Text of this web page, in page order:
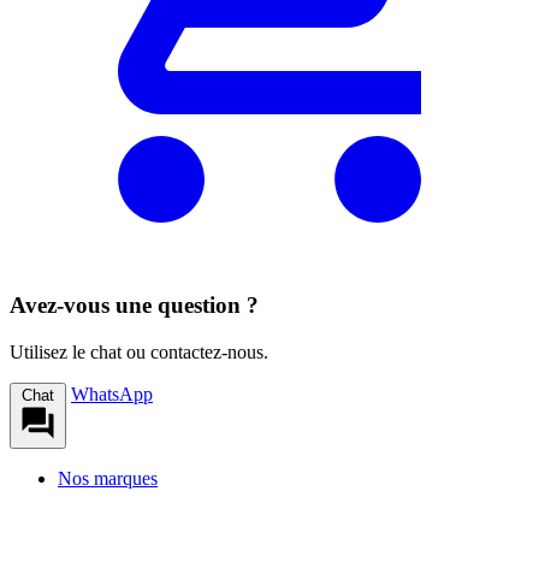
Avez-vous une question ?
Utilisez le chat ou contactez-nous.
Chat WhatsApp
Nos marques